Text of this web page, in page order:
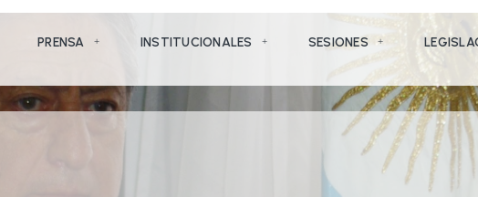
PRENSA INSTITUCIONALES SESIONES